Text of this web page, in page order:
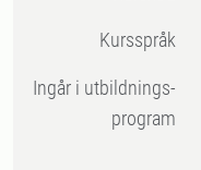
Kursspråk
Ingår i utbildnings-
program